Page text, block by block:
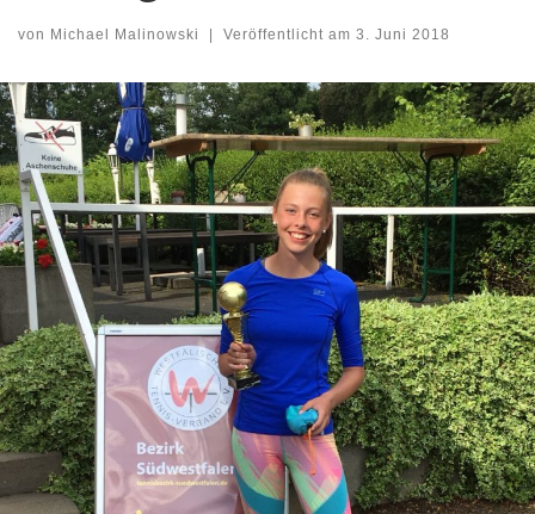
von Michael Malinowski | Veröffentlicht am 3. Juni 2018